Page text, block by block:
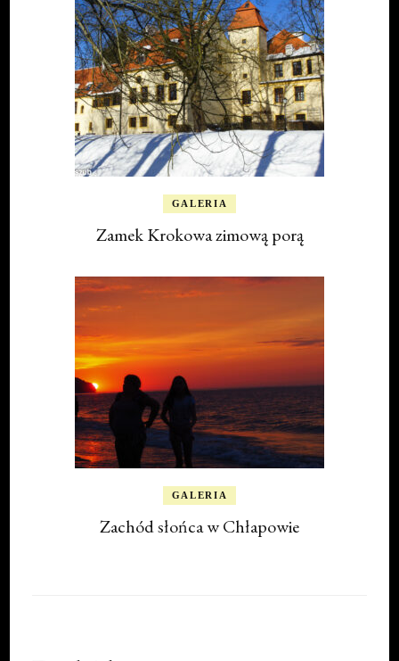
GALERIA
Zamek Krokowa zimową porą
GALERIA
Zachód słońca w Chłapowie